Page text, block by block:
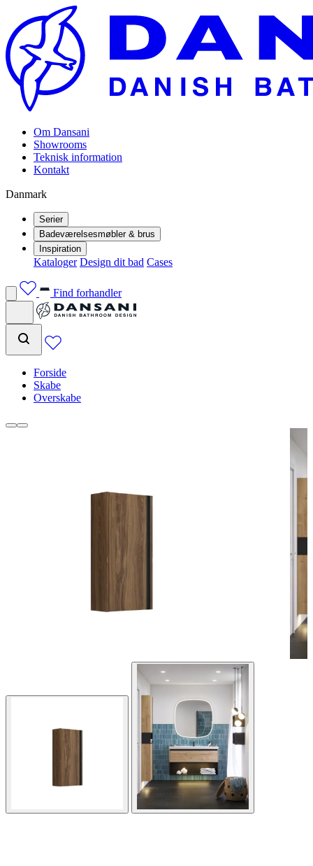
Om Dansani
Showrooms
Teknisk information
Kontakt
Danmark
Serier
Badeværelsesmøbler & brus
Inspiration
Kataloger Design dit bad Cases
Find forhandler
Forside
Skabe
Overskabe